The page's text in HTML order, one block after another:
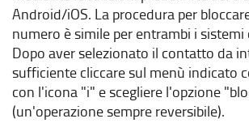
Android/iOS. La procedura per
numero è simile per entrambi i
Dopo aver selezionato il contatto da
sufficiente cliccare sul menù indicato
con l'icona "i" e scegliere l'opzione
(un'operazione sempre reversibile).